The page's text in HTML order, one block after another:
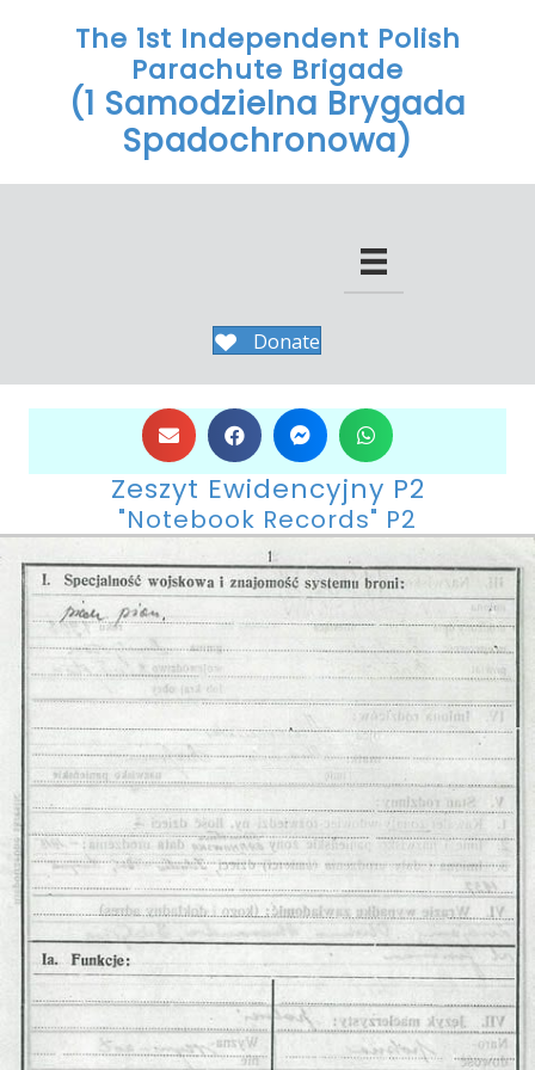
The 1st Independent Polish
Parachute Brigade
(1 Samodzielna Brygada
Spadochronowa)
Donate
Zeszyt Ewidencyjny P2
"Notebook Records" P2